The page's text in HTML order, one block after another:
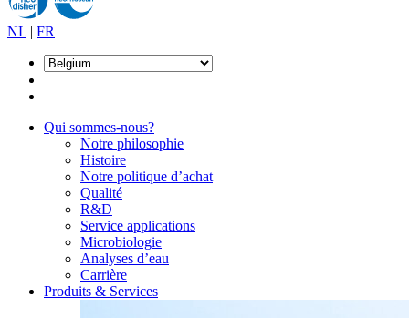
NL | FR
Qui sommes-nous?
Notre philosophie
Histoire
Notre politique d’achat
Qualité
R&D
Service applications
Microbiologie
Analyses d’eau
Carrière
Produits & Services